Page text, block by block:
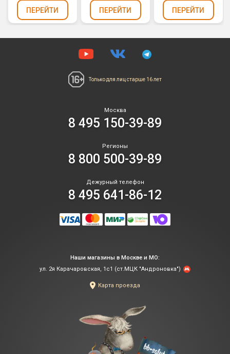
ПЕРЕЙТИ ПЕРЕЙТИ ПЕРЕЙТИ
Только для лиц старше 16 лет
Москва
8 495 150-39-89
Регионы
8 800 500-39-89
Дежурный телефон
8 495 641-86-12
Наши магазины в Москве и МО:
ул. 2я Карачаровская, 1с1 (ст.МЦК "Андроновка")
Карта проезда